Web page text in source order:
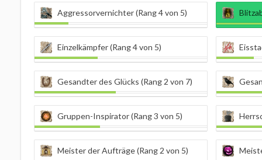
Aggressorvernichter (Rang 4 von 5)
Einzelkämpfer (Rang 4 von 5)
Gesandter des Glücks (Rang 2 von 7)
Gruppen-Inspirator (Rang 3 von 5)
Meister der Aufträge (Rang 2 von 5)